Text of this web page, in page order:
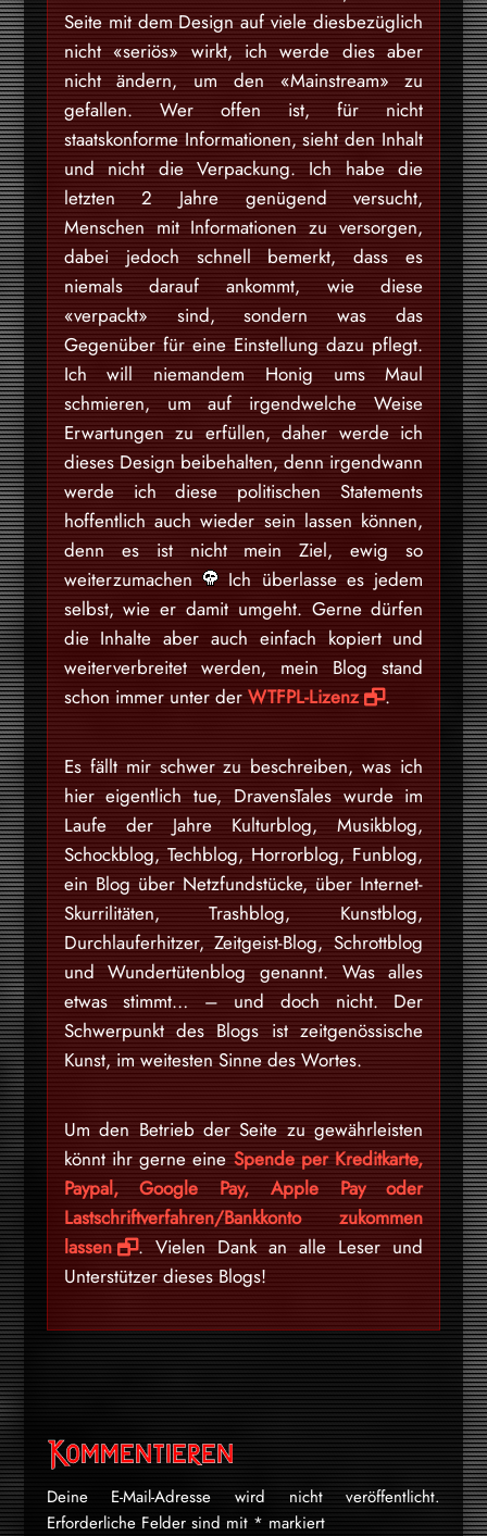
Seite mit dem Design auf viele diesbezüglich
nicht «seriös» wirkt, ich werde dies aber
nicht ändern, um den «Mainstream» zu
gefallen. Wer offen ist, für nicht
staatskonforme Informationen, sieht den Inhalt
und nicht die Verpackung. Ich habe die
letzten 2 Jahre genügend versucht,
Menschen mit Informationen zu versorgen,
dabei jedoch schnell bemerkt, dass es
niemals darauf ankommt, wie diese
«verpackt» sind, sondern was das
Gegenüber für eine Einstellung dazu pflegt.
Ich will niemandem Honig ums Maul
schmieren, um auf irgendwelche Weise
Erwartungen zu erfüllen, daher werde ich
dieses Design beibehalten, denn irgendwann
werde ich diese politischen Statements
hoffentlich auch wieder sein lassen können,
denn es ist nicht mein Ziel, ewig so
weiterzumachen
Ich überlasse es jedem
selbst, wie er damit umgeht. Gerne dürfen
die Inhalte aber auch einfach kopiert und
weiterverbreitet werden, mein Blog stand
schon immer unter der WTFPL-Lizenz .
Es fällt mir schwer zu beschreiben, was ich
hier eigentlich tue, DravensTales wurde im
Laufe der Jahre Kulturblog, Musikblog,
Schockblog, Techblog, Horrorblog, Funblog,
ein Blog über Netzfundstücke, über Internet-
Skurrilitäten, Trashblog, Kunstblog,
Durchlauferhitzer, Zeitgeist-Blog, Schrottblog
und Wundertütenblog genannt. Was alles
etwas stimmt… – und doch nicht. Der
Schwerpunkt des Blogs ist zeitgenössische
Kunst, im weitesten Sinne des Wortes.
Um den Betrieb der Seite zu gewährleisten
könnt ihr gerne eine Spende per Kreditkarte,
Paypal, Google Pay, Apple Pay oder
Lastschriftverfahren/Bankkonto zukommen
lassen
. Vielen Dank an alle Leser und
Unterstützer dieses Blogs!
Kommentieren
Deine E-Mail-Adresse wird nicht veröffentlicht.
Erforderliche Felder sind mit * markiert